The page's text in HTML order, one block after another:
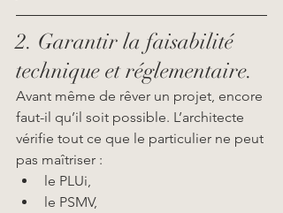
2. Garantir la faisabilité
technique et réglementaire.
Avant même de rêver un projet, encore
faut-il qu’il soit possible. L’architecte
vérifie tout ce que le particulier ne peut
pas maîtriser :
le PLUi,
le PSMV,